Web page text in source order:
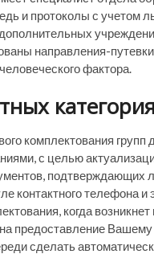
и протоколы с учетом
направления-
фактора.
комплектования
с целью
подтверждающих
контактного телефона
когда
на предоставление
сделать